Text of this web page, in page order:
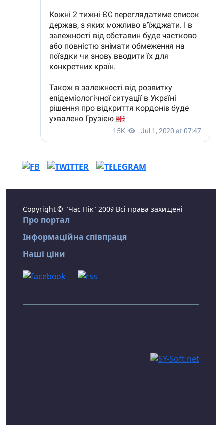
Copyright © "Час Пік" 2009 Всі права захищені
Про портал
Інформаційна співпраця
Наші ціни